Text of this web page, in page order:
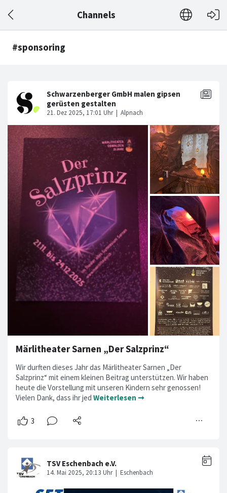
Channels
#sponsoring
Märlitheater Sarnen „Der Salzprinz“
Wir durften dieses Jahr das Märlitheater Sarnen „Der
Salzprinz“ mit einem kleinen Beitrag unterstützen. Wir haben
heute die Vorstellung mit unseren Kindern sehr genossen!
Vielen Dank, dass ihr jed Weiterlesen ➞